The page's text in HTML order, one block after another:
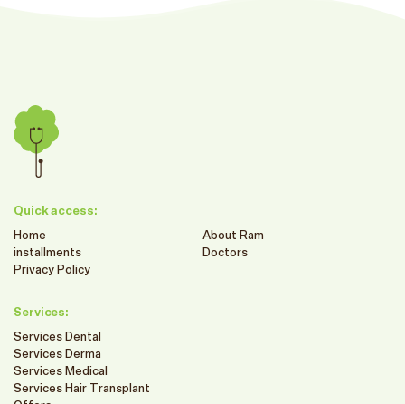
Quick access:
Home
About Ram
installments
Doctors
Privacy Policy
Services:
Services Dental
Services Derma
Services Medical
Services Hair Transplant